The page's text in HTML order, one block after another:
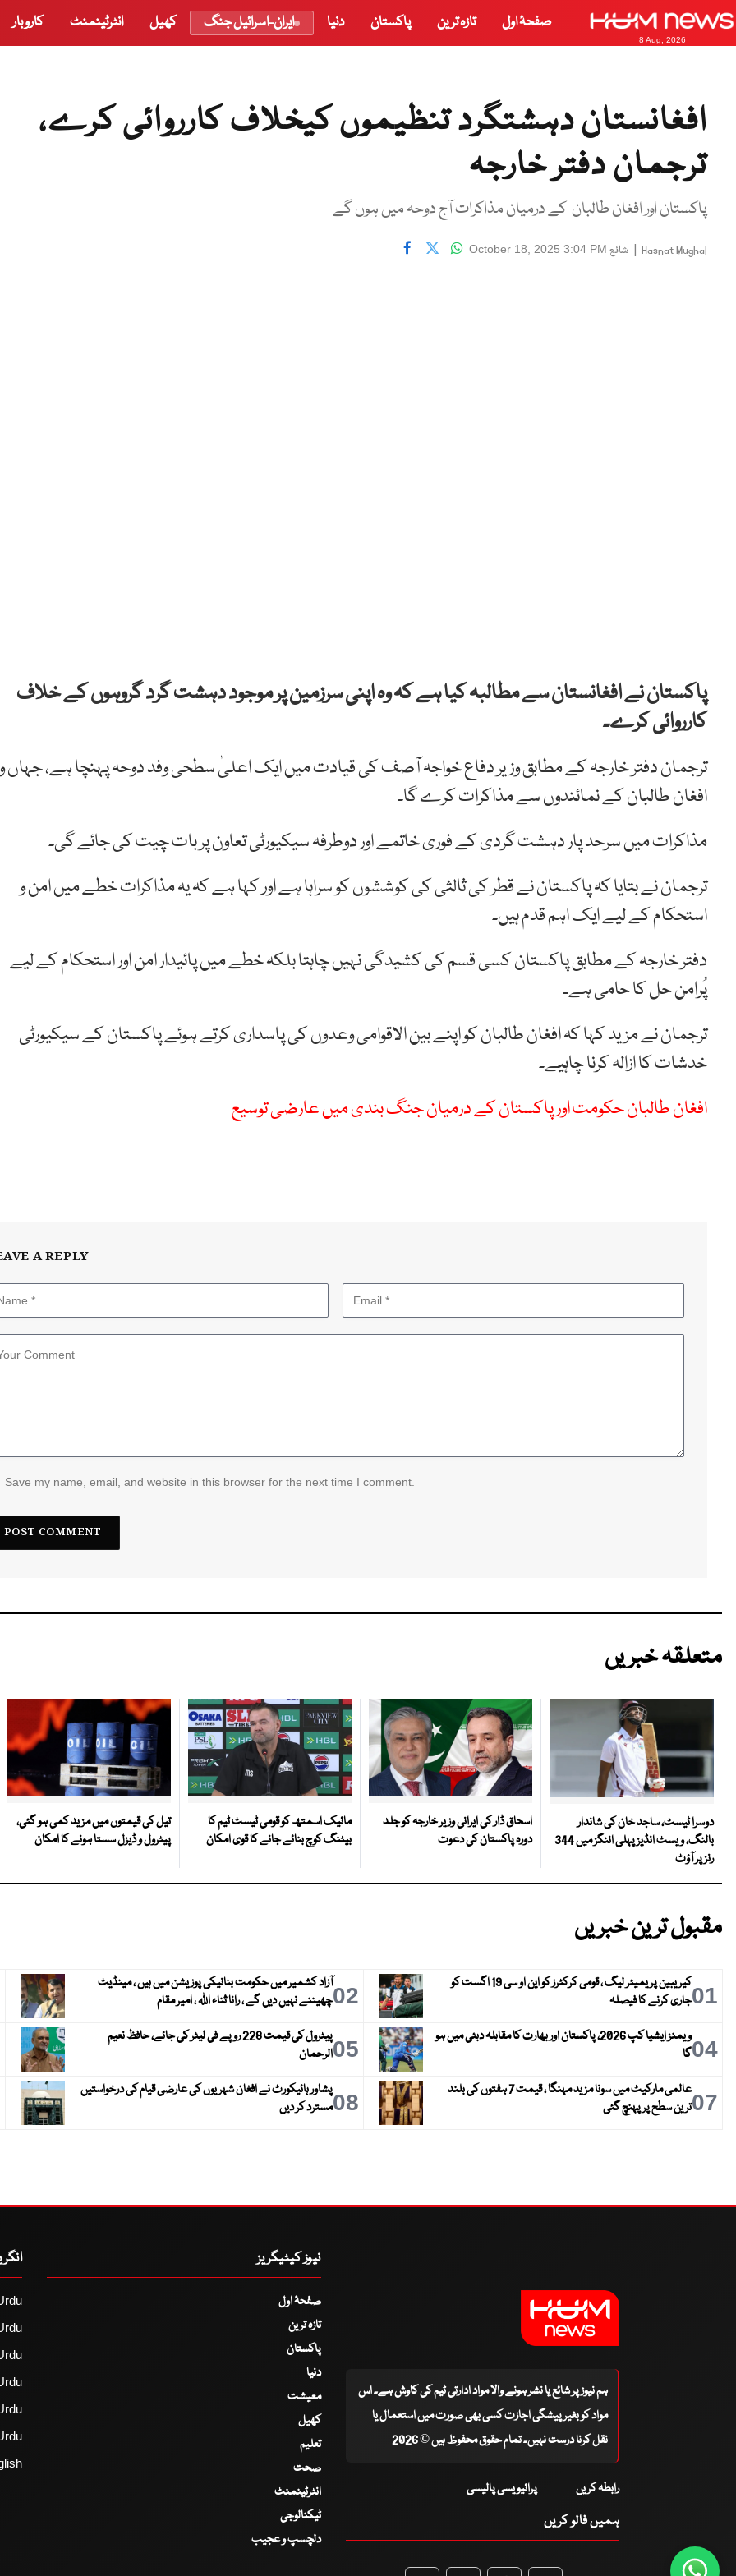
8 Aug, 2026
صفحۂ اول تازہ ترین پاکستان دنیا ایران-اسرائیل جنگ کھیل انٹرٹینمنٹ کاروبار
افغانستان دہشتگرد تنظیموں کیخلاف کارروائی کرے،
ترجمان دفتر خارجہ
پاکستان اور افغان طالبان کے درمیان مذاکرات آج دوحہ میں ہوں گے
Hasnat Mughal
| شائع October 18, 2025 3:04 PM
پاکستان نے افغانستان سے مطالبہ کیا ہے کہ وہ اپنی سرزمین پر موجود دہشت گرد گروہوں کے خلاف
کارروائی کرے۔
ترجمان دفتر خارجہ کے مطابق وزیر دفاع خواجہ آصف کی قیادت میں ایک اعلیٰ سطحی وفد دوحہ پہنچا ہے، جہاں
افغان طالبان کے نمائندوں سے مذاکرات کرے گا۔
مذاکرات میں سرحد پار دہشت گردی کے فوری خاتمے اور دوطرفہ سیکیورٹی تعاون پر بات چیت کی جائے گی۔
ترجمان نے بتایا کہ پاکستان نے قطر کی ثالثی کی کوششوں کو سراہا ہے اور کہا ہے کہ یہ مذاکرات خطے میں امن و
استحکام کے لیے ایک اہم قدم ہیں۔
دفتر خارجہ کے مطابق پاکستان کسی قسم کی کشیدگی نہیں چاہتا بلکہ خطے میں پائیدار امن اور استحکام کے لیے
پُرامن حل کا حامی ہے۔
ترجمان نے مزید کہا کہ افغان طالبان کو اپنے بین الاقوامی وعدوں کی پاسداری کرتے ہوئے پاکستان کے سیکیورٹی
خدشات کا ازالہ کرنا چاہیے۔
افغان طالبان حکومت اور پاکستان کے درمیان جنگ بندی میں عارضی توسیع
A REPLY
Save my name, email, and website in this browser for the next time I comment.
متعلقہ خبریں
دوسرا ٹیسٹ، ساجد خان کی شاندار
بالنگ، ویسٹ انڈیز پہلی اننگز میں 344
رنز پر آؤٹ
اسحاق ڈار کی ایرانی وزیر خارجہ کو جلد
دورہ پاکستان کی دعوت
مائیک اسمتھ کو قومی ٹیسٹ ٹیم کا
بیٹنگ کوچ بنائے جانے کا قوی امکان
تیل کی قیمتوں میں مزید کمی ہو گئی،
پیٹرول و ڈیزل سستا ہونے کا امکان
مقبول ترین خبریں
01
کیریبین پریمیئر لیگ ، قومی کرکٹرز کو این او سی 19 اگست کو
جاری کرنے کا فیصلہ
02آزاد کشمیر میں حکومت بنانیکی پوزیشن میں ہیں ، مینڈیٹ
چھیننے نہیں دیں گے ، رانا ثناء اللہ ، امیر مقام
04
ویمنز ایشیا کپ 2026، پاکستان اور بھارت کا مقابلہ دبئی میں ہو
گا
05
پیٹرول کی قیمت 228 روپے فی لیٹر کی جائے، حافظ نعیم
الرحمان
07
عالمی مارکیٹ میں سونا مزید مہنگا ، قیمت 7 ہفتوں کی بلند
ترین سطح پر پہنچ گئی
08پشاور ہائیکورٹ نے افغان شہریوں کی عارضی قیام کی درخواستیں
مسترد کر دیں
ہم نیوز پر شائع یا نشر ہونے والا مواد ادارتی ٹیم کی کاوش ہے۔ اس
مواد کو بغیر پیشگی اجازت کسی بھی صورت میں استعمال یا
نقل کرنا درست نہیں۔ تمام حقوق محفوظ ہیں © 2026
رابطہ کریں پرائیویسی پالیسی
ہمیں فالو کریں
نیوز کیٹیگریز
صفحۂ اول
تازہ ترین
پاکستان
دنیا
معیشت
کھیل
تعلیم
صحت
انٹرٹینمنٹ
ٹیکنالوجی
دلچسپ و عجیب